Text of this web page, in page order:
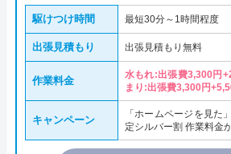
駆けつけ時間 最短30分～1時間程度
出張見積もり 出張見積もり無料
作業料金
水もれ:出張費3,300円
まり:出張費3,300円
キャンペーン
「ホームページを見た
定シルバー割 作業料金